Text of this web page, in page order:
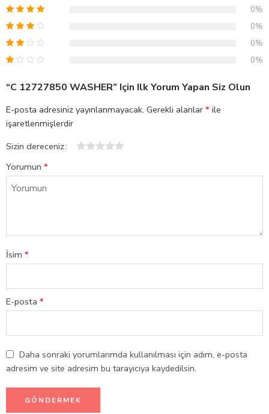
0%
0%
0%
0%
“C 12727850 WASHER” Için Ilk Yorum Yapan Siz Olun
E-posta adresiniz yayınlanmayacak. Gerekli alanlar * ile
işaretlenmişlerdir
Sizin dereceniz
Yorumun *
İsim *
E-posta *
Daha sonraki yorumlarımda kullanılması için adım, e-posta
adresim ve site adresim bu tarayıcıya kaydedilsin.